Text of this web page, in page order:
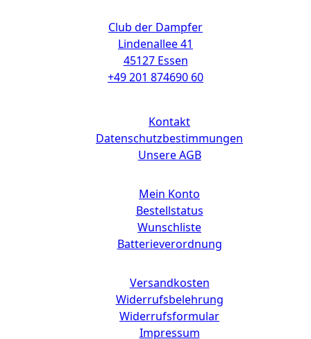
Club der Dampfer
Lindenallee 41
45127 Essen
+49 201 874690 60
Kontakt
Datenschutzbestimmungen
Unsere AGB
Mein Konto
Bestellstatus
Wunschliste
Batterieverordnung
Versandkosten
Widerrufsbelehrung
Widerrufsformular
Impressum